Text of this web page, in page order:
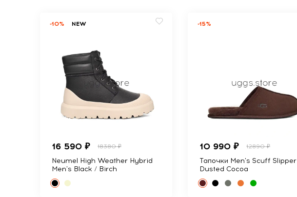
-10% NEW
16 590 ₽ 18380 ₽
Neumel High Weather Hybrid
Men's Black / Birch
-15%
10 990 ₽ 12890 ₽
Тапочки Men's Scuff Slipper
Dusted Cocoa